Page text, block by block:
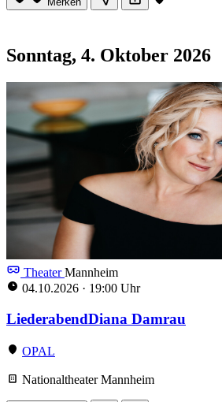
Sonntag, 4. Oktober 2026
TheaterMannheim
04.10.2026 · 19:00 Uhr
LiederabendDiana Damrau
OPAL
Nationaltheater Mannheim